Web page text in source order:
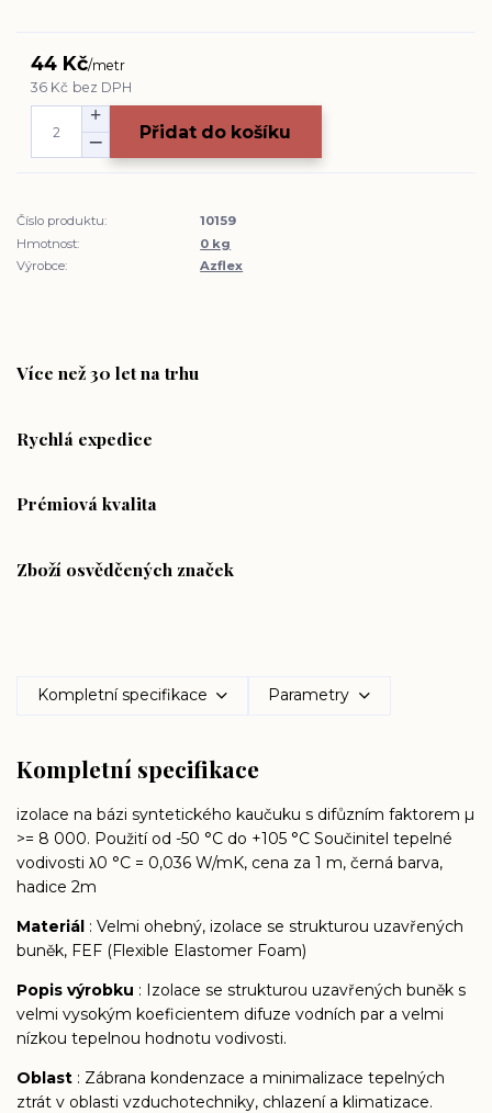
44 Kč/metr
36 Kč bez DPH
Přidat do košíku
Číslo produktu:
10159
Hmotnost:
0 kg
Výrobce:
Azflex
Více než 30 let na trhu
Rychlá expedice
Prémiová kvalita
Zboží osvědčených značek
Kompletní specifikace Parametry
Kompletní specifikace
izolace na bázi syntetického kaučuku s difůzním faktorem µ
>= 8 000. Použití od -50 °C do +105 °C Součinitel tepelné
vodivosti λ0 °C = 0,036 W/mK, cena za 1 m, černá barva,
hadice 2m
Materiál : Velmi ohebný, izolace se strukturou uzavřených
buněk, FEF (Flexible Elastomer Foam)
Popis výrobku : Izolace se strukturou uzavřených buněk s
velmi vysokým koeficientem difuze vodních par a velmi
nízkou tepelnou hodnotu vodivosti.
Oblast : Zábrana kondenzace a minimalizace tepelných
ztrát v oblasti vzduchotechniky, chlazení a klimatizace.